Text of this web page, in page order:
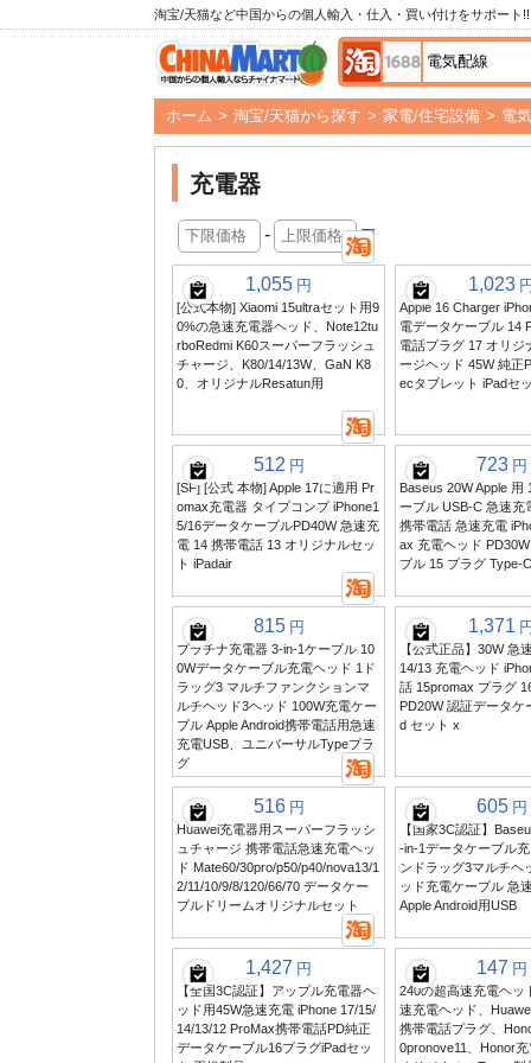
淘宝/天猫など中国からの個人輸入・仕入・買い付けをサポート!!
ホーム > 淘宝/天猫から探す > 家電/住宅設備 > 電
充電器
- 円
1,055 円
[公式本物] Xiaomi 15ultraセット用9
0%の急速充電器ヘッド、Note12tu
rboRedmi K60スーパーフラッシュ
チャージ、K80/14/13W、GaN K8
0、オリジナルResatun用
1,023 円
Apple 16 Charger
電データケーブル 14
電話プラグ 17 オリジ
ージヘッド 45W 純正
ecタブレット iPadセ
512 円
[SF] [公式 本物] Apple 17に適用 Pr
omax充電器 タイプコンプ iPhone1
5/16データケーブルPD40W 急速充
電 14 携帯電話 13 オリジナルセッ
ト iPadair
723 円
Baseus 20W Apple 用
ーブル USB-C 急速充
携帯電話 急速充電
ax 充電ヘッド
ブル 15 プラグ Type-
815 円
プラチナ充電器 3-in-1ケーブル 10
0Wデータケーブル充電ヘッド 1ド
ラッグ3 マルチファンクションマ
ルチヘッド3ヘッド 100W充電ケー
ブル Apple Android携帯電話用急速
充電USB、ユニバーサルTypeプラ
グ
1,371 円
【公式正品】30W 急
14/13 充電ヘッド
話 15promax プラグ
PD20W 認証データケ
d セット x
516 円
Huawei充電器用スーパーフラッシ
ュチャージ 携帯電話急速充電ヘッ
ド Mate60/30pro/p50/p40/nova13/1
2/11/10/9/8/120/66/70 データケー
ブルドリームオリジナルセット
605 円
【国家3C認証】
-in-1データケーブル
ンドラッグ3マルチヘ
ッド充電ケーブル 急
Apple Android用USB
1,427 円
【全国3C認証】アップル充電器ヘ
ッド用45W急速充電 iPhone 17/15/
14/13/12 ProMax携帯電話PD純正
データケーブル16プラグiPadセッ
147 円
240の超高速充電ヘッ
速充電ヘッド、
携帯電話プラグ、
0pronove11、Honor充